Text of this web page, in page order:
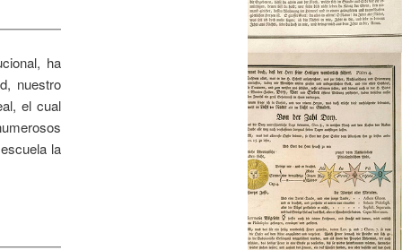
ha
nuestro
el cual
la